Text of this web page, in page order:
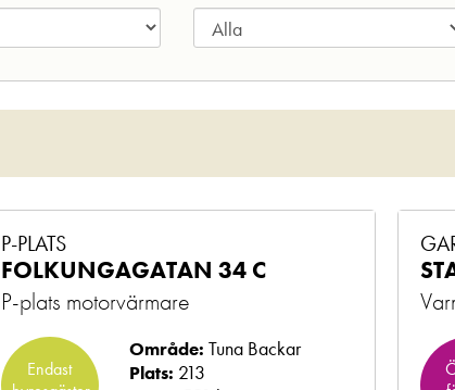
P-PLATS
FOLKUNGAGATAN 34 C
P-plats motorvärmare
Endast
Område: Tuna Backar
Plats: 213